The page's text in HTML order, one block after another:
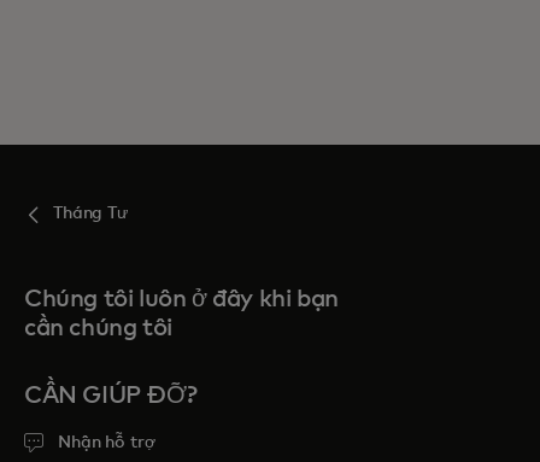
Tháng Tư
Chúng tôi luôn ở đây khi bạn
cần chúng tôi
CẦN GIÚP ĐỠ?
Nhận hỗ trợ